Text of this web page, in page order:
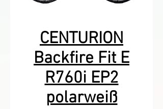
CENTURION
Backfire Fit E
R760i EP2
polarweiß